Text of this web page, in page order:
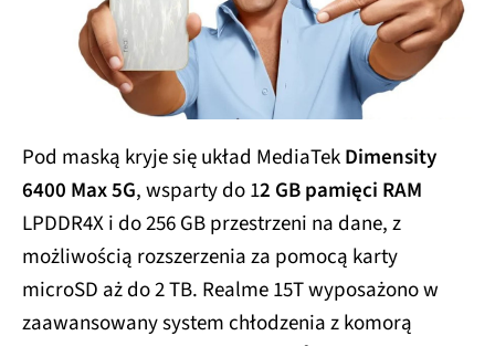
Pod maską kryje się układ MediaTekDimensity
6400 Max 5G, wsparty do 12 GB pamięci RAM
LPDDR4X i do 256 GB przestrzeni na dane, z
możliwością rozszerzenia za pomocą karty
microSD aż do 2 TB. Realme 15T wyposażono w
zaawansowany system chłodzenia z komorą